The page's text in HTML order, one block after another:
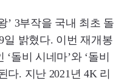
’ 3부작을 국내 최초 돌
일 밝혔다. 이번 재개봉
돌비 시네마’와 ‘돌비
다. 지난 2021년 4K 리